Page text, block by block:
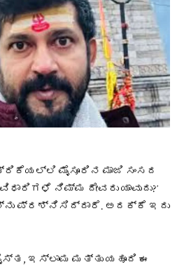
ಮೈಸೂರಿನ ಮಾಜಿ ಸಂಸದ
ನಿಮ್ಮ ದೇವರು ಯಾವುದು?ʼ
ಪ್ರಶ್ನಿಸಿದ್ದಾರೆ. ಅದಕ್ಕೆ ಇದು
ಇಸ್ಲಾಮ ಮತ್ತು ಯಹೂದಿ ಈ